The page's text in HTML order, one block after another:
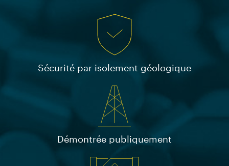
Sécurité par isolement géologique
Démontrée publiquement